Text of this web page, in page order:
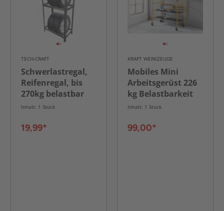
TECH-CRAFT
Schwerlastregal,
Reifenregal, bis
270kg belastbar
für 4 Reifen, 150 x
Inhalt: 1 Stück
19,99*
KRAFT WERKZEUGE
Mobiles Mini
Arbeitsgerüst 226
kg Belastbarkeit
faltbar gelb
Inhalt: 1 Stück
99,00*